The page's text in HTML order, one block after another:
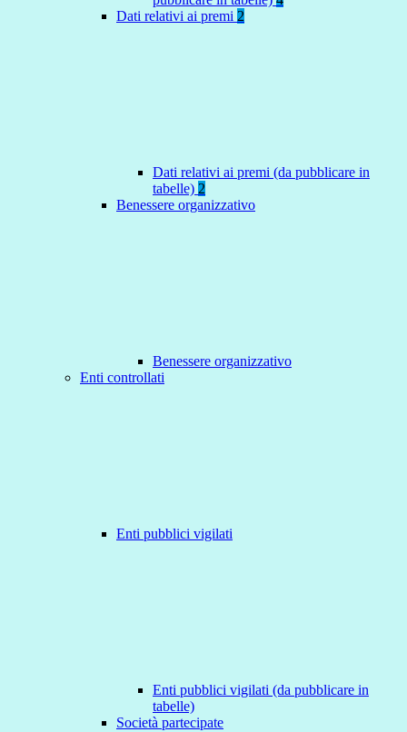
Dati relativi ai premi 2
Dati relativi ai premi (da pubblicare in
tabelle) 2
Benessere organizzativo
Benessere organizzativo
Enti controllati
Enti pubblici vigilati
Enti pubblici vigilati (da pubblicare in
tabelle)
Società partecipate